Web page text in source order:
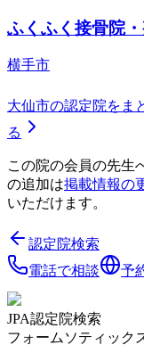
ふくふく接骨院
横手市
大仙市の認定院をま
る
この院の会員の先生
の追加は掲載情報の
いただけます。
認定院検索
電話で相談
予
JPA認定院検索
フォームソティック